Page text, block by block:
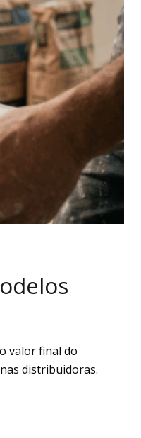
valor final do
distribuidoras.